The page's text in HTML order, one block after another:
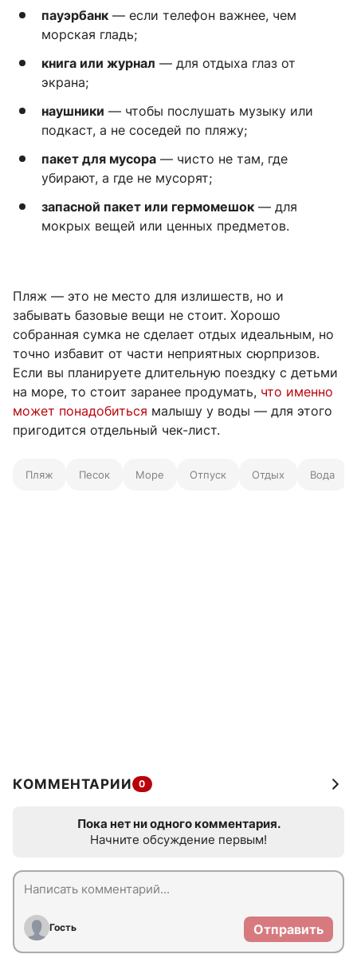
пауэрбанк — если телефон важнее, чем
морская гладь;
книга или журнал — для отдыха глаз от
экрана;
наушники — чтобы послушать музыку или
подкаст, а не соседей по пляжу;
пакет для мусора — чисто не там, где
убирают, а где не мусорят;
запасной пакет или гермомешок — для
мокрых вещей или ценных предметов.
Пляж — это не место для излишеств, но и
забывать базовые вещи не стоит. Хорошо
собранная сумка не сделает отдых идеальным, но
точно избавит от части неприятных сюрпризов.
Если вы планируете длительную поездку с детьми
на море, то стоит заранее продумать, что именно
может понадобиться малышу у воды — для этого
пригодится отдельный чек-лист.
Пляж Песок Море Отпуск Отдых Вода
КОММЕНТАРИИ 0
Пока нет ни одного комментария.
Начните обсуждение первым!
Гость Отправить